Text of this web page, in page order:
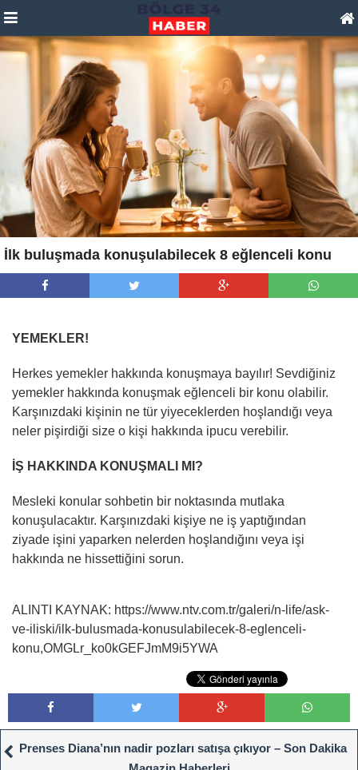
İlk buluşmada konuşulabilecek 8 eğlenceli konu
YEMEKLER!
Herkes yemekler hakkında konuşmaya bayılır! Sevdiğiniz
yemekler hakkında konuşmak eğlenceli bir konu olabilir.
Karşınızdaki kişinin ne tür yiyeceklerden hoşlandığı veya
neler pişirdiği size o kişi hakkında ipucu verebilir.
İŞ HAKKINDA KONUŞMALI MI?
Mesleki konular sohbetin bir noktasında mutlaka
konuşulacaktır. Karşınızdaki kişiye ne iş yaptığından
ziyade işini yaparken nelerden hoşlandığını veya işi
hakkında ne hissettiğini sorun.
ALINTI KAYNAK: https://www.ntv.com.tr/galeri/n-life/ask-
ve-iliski/ilk-bulusmada-konusulabilecek-8-eglenceli-
konu,OMGLr_ko0kGEFJmM9i5YWA
Prenses Diana’nın nadir pozları satışa çıkıyor – Son Dakika